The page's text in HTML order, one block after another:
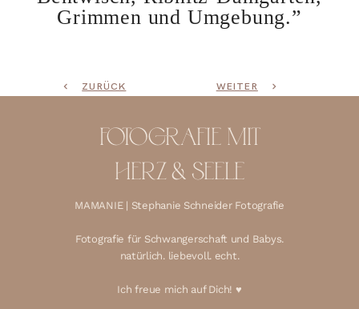
Grimmen und Umgebung.”
ZURÜCK WEITER
FOTOGRAFIE MIT
HERZ & SEELE
MAMANIE | Stephanie Schneider Fotografie
Fotografie für Schwangerschaft und Babys.
natürlich. liebevoll. echt.
Ich freue mich auf Dich! ♥